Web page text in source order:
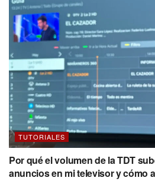
TUTORIALES
Por qué el volumen de la TDT
anuncios en mi televisor y cómo